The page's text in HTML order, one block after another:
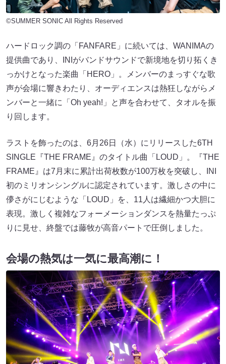
©SUMMER SONIC All Rights Reserved
ハードロック調の「FANFARE」に続いては、WANIMAの
提供曲であり、INIがバンドサウンドで新境地を切り拓くき
っかけとなった楽曲「HERO」。メンバーのまっすぐな歌
声が会場に響きわたり、オーディエンスは熱狂しながらメ
ンバーと一緒に「Oh yeah!」と声を合わせて、タオルを振
り回します。
ラストを飾ったのは、6月26日（水）にリリースした6TH
SINGLE『THE FRAME』のタイトル曲「LOUD」。『THE
FRAME』は7月末に累計出荷枚数が100万枚を突破し、INI
初のミリオンシングルに認定されています。激しさの中に
儚さがにじむような「LOUD」を、11人は繊細かつ大胆に
表現。激しく複雑なフォーメーションダンスを熱量たっぷ
りに見せ、終盤では藤牧が高音パートで圧倒しました。
会場の熱気は一気に最高潮に！